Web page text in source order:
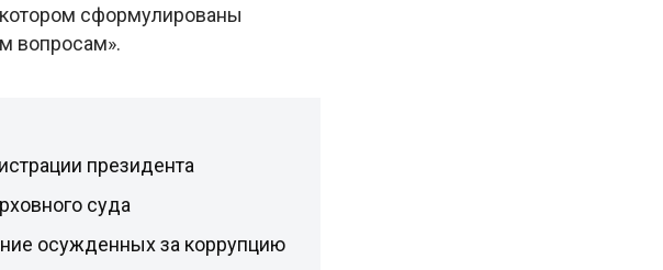
сформулированы
вопросам».
президента
суда
осужденных за коррупцию